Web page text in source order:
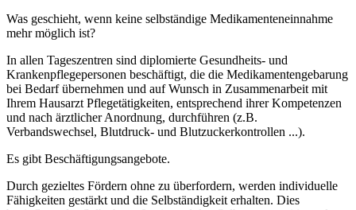
Was geschieht, wenn keine selbständige Medikamenteneinnahme
mehr möglich ist?
In allen Tageszentren sind diplomierte Gesundheits- und
Krankenpflegepersonen beschäftigt, die die Medikamentengebarung
bei Bedarf übernehmen und auf Wunsch in Zusammenarbeit mit
Ihrem Hausarzt Pflegetätigkeiten, entsprechend ihrer Kompetenzen
und nach ärztlicher Anordnung, durchführen (z.B.
Verbandswechsel, Blutdruck- und Blutzuckerkontrollen ...).
Es gibt Beschäftigungsangebote.
Durch gezieltes Fördern ohne zu überfordern, werden individuelle
Fähigkeiten gestärkt und die Selbständigkeit erhalten. Dies